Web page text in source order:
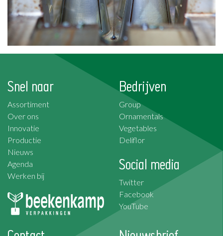
Snel naar
Assortiment
Over ons
Innovatie
Productie
Nieuws
Agenda
Werken bij
Bedrijven
Group
Ornamentals
Vegetables
Deliflor
Social media
Twitter
Facebook
YouTube